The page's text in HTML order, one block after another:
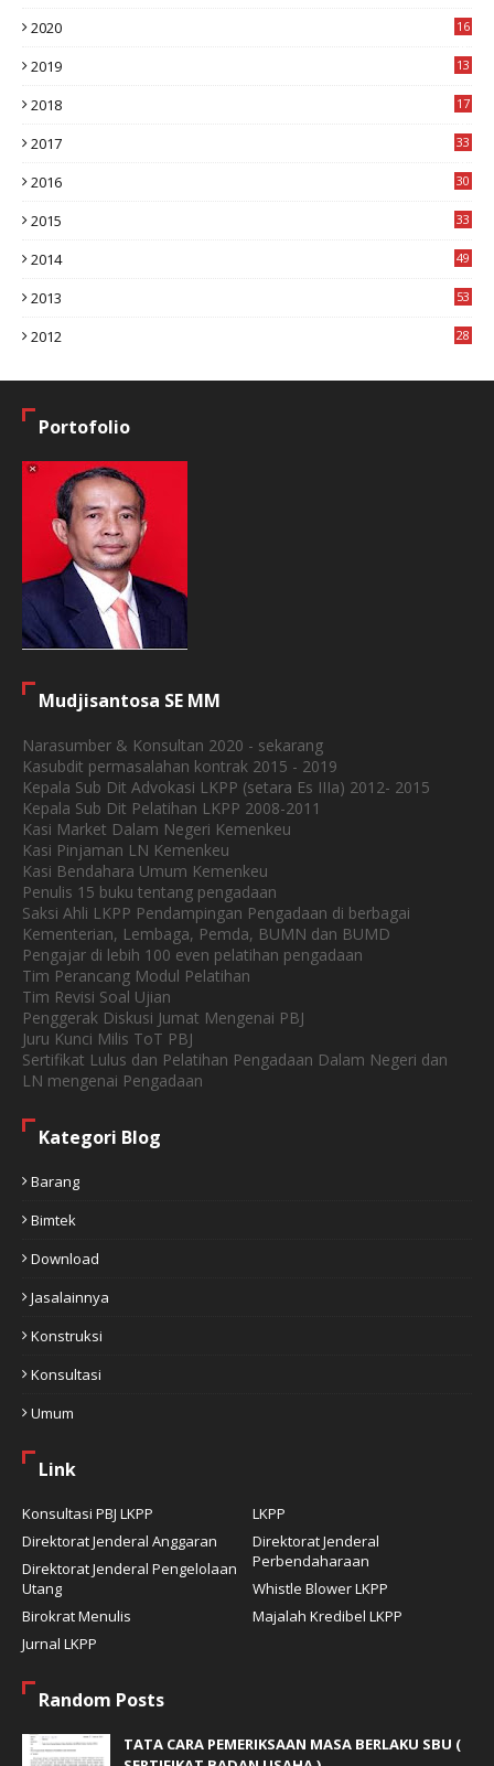
2020
16
2019
13
2018
17
2017
33
2016
30
2015
33
2014
49
2013
53
2012
28
Portofolio
Mudjisantosa SE MM
Narasumber & Konsultan 2020 - sekarang
Kasubdit permasalahan kontrak 2015 - 2019
Kepala Sub Dit Advokasi LKPP (setara Es IIIa) 2012- 2015
Kepala Sub Dit Pelatihan LKPP 2008-2011
Kasi Market Dalam Negeri Kemenkeu
Kasi Pinjaman LN Kemenkeu
Kasi Bendahara Umum Kemenkeu
Penulis 15 buku tentang pengadaan
Saksi Ahli LKPP Pendampingan Pengadaan di berbagai
Kementerian, Lembaga, Pemda, BUMN dan BUMD
Pengajar di lebih 100 even pelatihan pengadaan
Tim Perancang Modul Pelatihan
Tim Revisi Soal Ujian
Penggerak Diskusi Jumat Mengenai PBJ
Juru Kunci Milis ToT PBJ
Sertifikat Lulus dan Pelatihan Pengadaan Dalam Negeri dan
LN mengenai Pengadaan
Kategori Blog
Barang
Bimtek
Download
Jasalainnya
Konstruksi
Konsultasi
Umum
Link
Konsultasi PBJ LKPP
LKPP
Direktorat Jenderal Anggaran
Direktorat Jenderal
Perbendaharaan
Direktorat Jenderal Pengelolaan
Utang
Whistle Blower LKPP
Birokrat Menulis
Majalah Kredibel LKPP
Jurnal LKPP
Random Posts
TATA CARA PEMERIKSAAN MASA BERLAKU SBU (